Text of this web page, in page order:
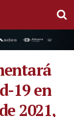
19 en
2021,